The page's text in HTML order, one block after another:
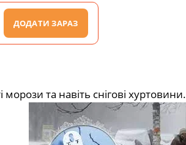
ДОДАТИ ЗАРАЗ
та навіть снігові хуртовини.